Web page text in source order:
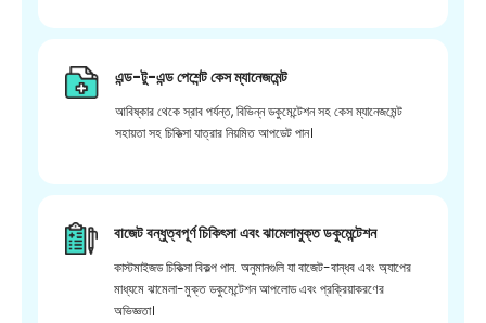
এন্ড-টু-এন্ড পেশেন্ট কেস ম্যানেজমেন্ট
আবিষ্কার থেকে স্রাব পর্যন্ত, বিভিন্ন ডকুমেন্টেশন সহ কেস ম্যানেজমেন্ট
সহায়তা সহ চিকিত্সা যাত্রার নিয়মিত আপডেট পান।
বাজেট বন্ধুত্বপূর্ণ চিকিৎসা এবং ঝামেলামুক্ত ডকুমেন্টেশন
কাস্টমাইজড চিকিত্সা বিকল্প পান. অনুমানগুলি যা বাজেট-বান্ধব এবং অ্যাপের
মাধ্যমে ঝামেলা-মুক্ত ডকুমেন্টেশন আপলোড এবং প্রক্রিয়াকরণের
অভিজ্ঞতা।